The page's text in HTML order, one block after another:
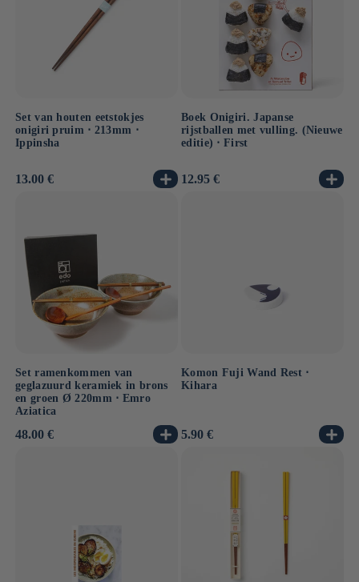
Set van houten eetstokjes
onigiri pruim ⋅ 213mm ⋅
Ippinsha
Normale
13.00 €
Boek Onigiri. Japanse
rijstballen met vulling. (Nieuwe
editie) ⋅ First
Normale
12.95 €
Set ramenkommen van
geglazuurd keramiek in brons
en groen Ø 220mm ⋅ Emro
Aziatica
Normale
48.00 €
Komon Fuji Wand Rest ⋅
Kihara
Normale
5.90 €